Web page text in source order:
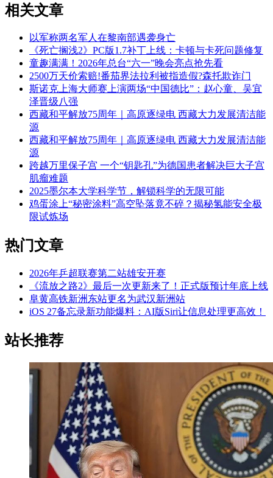
相关文章
以军称两名军人在黎南部遇袭身亡
《死亡搁浅2》PC版1.7补丁上线：卡顿与卡死问题修复
童趣满满！2026年总台“六一”晚会亮点抢先看
2500万天价索赔!番茄界法拉利被指造假?森托欺诈门
斯诺克上海大师赛上演两场“中国德比”：赵心童、吴宜
泽晋级八强
西藏和平解放75周年｜高原逐绿电 西藏大力发展清洁能
源
西藏和平解放75周年｜高原逐绿电 西藏大力发展清洁能
源
跨越万里保子宫 一个“钥匙孔”为德国患者解决巨大子宫
肌瘤难题
2025墨尔本大学科学节，解锁科学的无限可能
鸡蛋涂上“秘密涂料”高空坠落竟不碎？揭秘氢能安全极
限试炼场
热门文章
2026年乒超联赛第二站雄安开赛
《流放之路2》最后一次更新来了！正式版预计年底上线
阜黄高铁新洲东站更名为武汉新洲站
iOS 27备忘录新功能爆料：AI版Siri让信息处理更高效！
站长推荐